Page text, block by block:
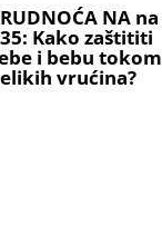
NA na
Kako zaštititi
i bebu tokom
vrućina?